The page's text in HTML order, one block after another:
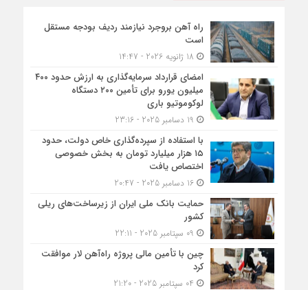
راه آهن بروجرد نیازمند ردیف بودجه مستقل
است
امضای قرارداد سرمایه‌گذاری به ارزش حدود ۴۰۰
میلیون یورو برای تأمین ۲۰۰ دستگاه
لوکوموتیو باری
با استفاده از سپرده‌گذاری خاص دولت، حدود
۱۵ هزار میلیارد تومان به بخش خصوصی
اختصاص یافت
16 دسامبر 2025 - 20:47
حمایت بانک ملی ایران از زیرساخت‌های ریلی
کشور
چین با تأمین مالی پروژه راه‌آهن لار موافقت
کرد